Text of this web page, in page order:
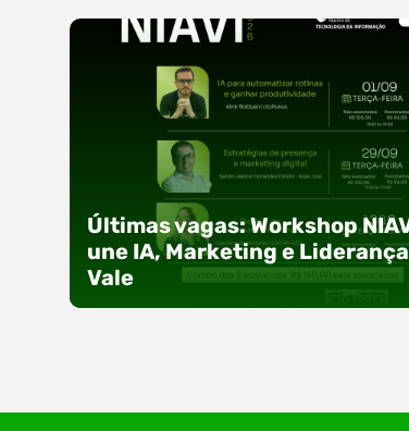
Últimas vagas: Workshop
une IA, Marketing e
Vale